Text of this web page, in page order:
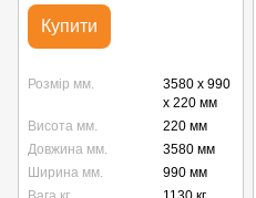
Купити
Розмір мм.
3580 x 990
x 220 мм
Висота мм.
220 мм
Довжина мм.
3580 мм
Ширина мм.
990 мм